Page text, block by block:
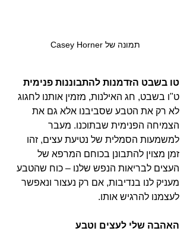
תמונה של Casey Horner
טו בשבט הזדמנות להתבוננות פנימית
ט"ו בשבט, חג האילנות, מזמין אותנו לחגוג
לא רק את הטבע שסביבנו אלא גם את
הצמיחה הפנימית שבתוכנו. מעבר
למשמעות הסמלית של נטיעת עצים, זהו
זמן מצוין להתבונן בכוחם המרפא של
העצים לבריאות הנפש שלנו – כוח שהטבע
מעניק לנו בנדיבות, אם רק נעצור ונאפשר
לעצמנו להרגיש אותו.
האהבה שלי לעצים וטבע